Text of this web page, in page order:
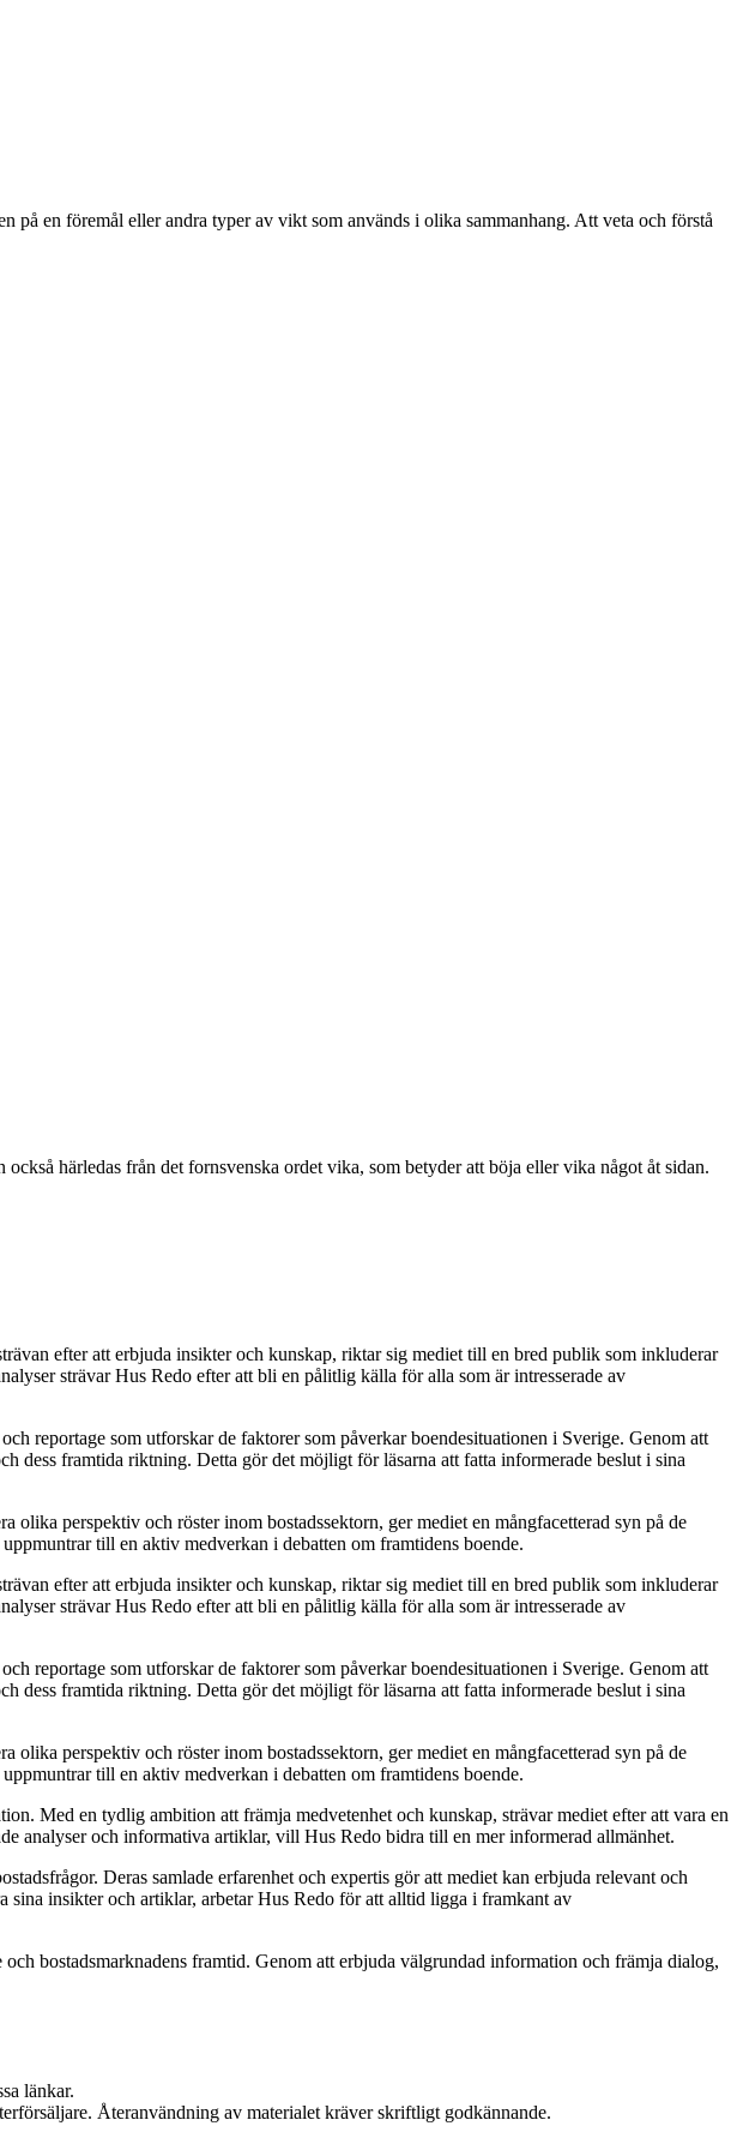
en föremål eller andra typer av vikt som används i olika sammanhang. Att veta och förstå
härledas från det fornsvenska ordet vika, som betyder att böja eller vika något åt sidan.
efter att erbjuda insikter och kunskap, riktar sig mediet till en bred publik som inkluderar
strävar Hus Redo efter att bli en pålitlig källa för alla som är intresserade av
reportage som utforskar de faktorer som påverkar boendesituationen i Sverige. Genom att
dess framtida riktning. Detta gör det möjligt för läsarna att fatta informerade beslut i sina
perspektiv och röster inom bostadssektorn, ger mediet en mångfacetterad syn på de
till en aktiv medverkan i debatten om framtidens boende.
efter att erbjuda insikter och kunskap, riktar sig mediet till en bred publik som inkluderar
strävar Hus Redo efter att bli en pålitlig källa för alla som är intresserade av
reportage som utforskar de faktorer som påverkar boendesituationen i Sverige. Genom att
dess framtida riktning. Detta gör det möjligt för läsarna att fatta informerade beslut i sina
perspektiv och röster inom bostadssektorn, ger mediet en mångfacetterad syn på de
till en aktiv medverkan i debatten om framtidens boende.
Med en tydlig ambition att främja medvetenhet och kunskap, strävar mediet efter att vara en
analyser och informativa artiklar, vill Hus Redo bidra till en mer informerad allmänhet.
Deras samlade erfarenhet och expertis gör att mediet kan erbjuda relevant och
insikter och artiklar, arbetar Hus Redo för att alltid ligga i framkant av
bostadsmarknadens framtid. Genom att erbjuda välgrundad information och främja dialog,
länkar.
Återanvändning av materialet kräver skriftligt godkännande.